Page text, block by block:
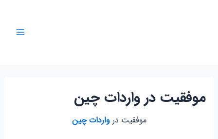
موفقیت در واردات چین
موفقیت درواردات چین